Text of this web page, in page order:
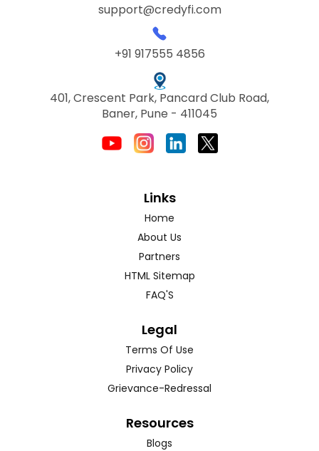
support@credyfi.com
+91 917555 4856
401, Crescent Park, Pancard Club Road,
Baner, Pune - 411045
Links
Home
About Us
Partners
HTML Sitemap
FAQ'S
Legal
Terms Of Use
Privacy Policy
Grievance-Redressal
Resources
Blogs